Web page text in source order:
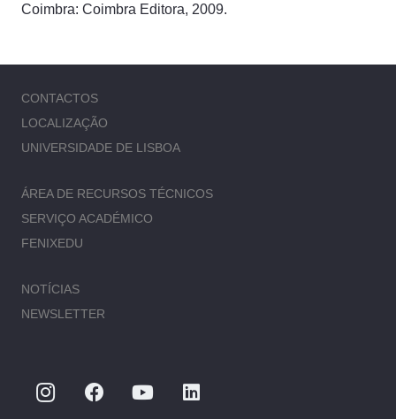
Coimbra: Coimbra Editora, 2009.
CONTACTOS
LOCALIZAÇÃO
UNIVERSIDADE DE LISBOA
ÁREA DE RECURSOS TÉCNICOS
SERVIÇO ACADÉMICO
FENIXEDU
NOTÍCIAS
NEWSLETTER